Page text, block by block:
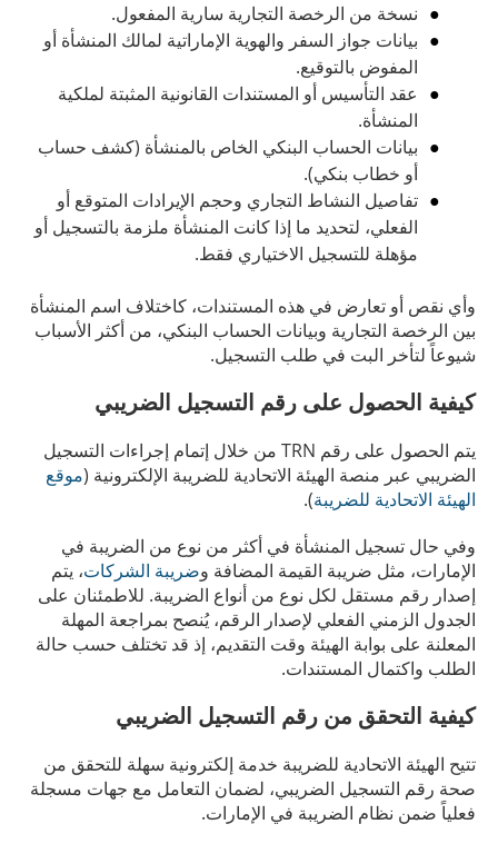
نسخة من الرخصة التجارية سارية المفعول.
بيانات جواز السفر والهوية الإماراتية لمالك المنشأة أو
المفوض بالتوقيع.
عقد التأسيس أو المستندات القانونية المثبتة لملكية
المنشأة.
بيانات الحساب البنكي الخاص بالمنشأة (كشف حساب
أو خطاب بنكي).
تفاصيل النشاط التجاري وحجم الإيرادات المتوقع أو
الفعلي، لتحديد ما إذا كانت المنشأة ملزمة بالتسجيل أو
مؤهلة للتسجيل الاختياري فقط.
وأي نقص أو تعارض في هذه المستندات، كاختلاف اسم المنشأة
بين الرخصة التجارية وبيانات الحساب البنكي، من أكثر الأسباب
شيوعاً لتأخر البت في طلب التسجيل.
كيفية الحصول على رقم التسجيل الضريبي
يتم الحصول على رقم TRN من خلال إتمام إجراءات التسجيل
الضريبي عبر منصة الهيئة الاتحادية للضريبة الإلكترونية (موقع
الهيئة الاتحادية للضريبة).
وفي حال تسجيل المنشأة في أكثر من نوع من الضريبة في
الإمارات، مثل ضريبة القيمة المضافة وضريبة الشركات، يتم
إصدار رقم مستقل لكل نوع من أنواع الضريبة. للاطمئنان على
الجدول الزمني الفعلي لإصدار الرقم، يُنصح بمراجعة المهلة
المعلنة على بوابة الهيئة وقت التقديم، إذ قد تختلف حسب حالة
الطلب واكتمال المستندات.
كيفية التحقق من رقم التسجيل الضريبي
تتيح الهيئة الاتحادية للضريبة خدمة إلكترونية سهلة للتحقق من
صحة رقم التسجيل الضريبي، لضمان التعامل مع جهات مسجلة
فعلياً ضمن نظام الضريبة في الإمارات.